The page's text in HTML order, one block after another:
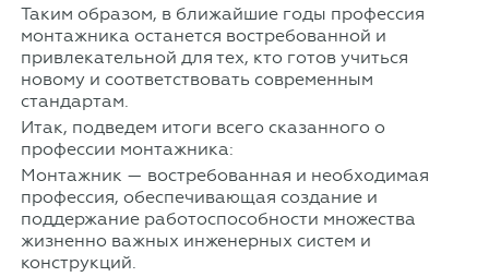
Таким образом, в ближайшие годы профессия
монтажника останется востребованной и
привлекательной для тех, кто готов учиться
новому и соответствовать современным
стандартам.
Итак, подведем итоги всего сказанного о
профессии монтажника:
Монтажник — востребованная и необходимая
профессия, обеспечивающая создание и
поддержание работоспособности множества
жизненно важных инженерных систем и
конструкций.